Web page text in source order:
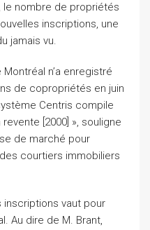
le nombre de propriétés
inscriptions, une
jamais vu.
n’a enregistré
de copropriétés en juin
Centris compile
[2000] », souligne
de marché pour
courtiers immobiliers
inscriptions vaut pour
Au dire de M. Brant,